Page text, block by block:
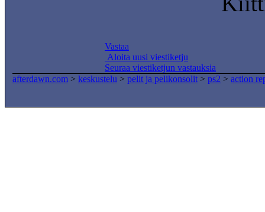
Vastaa
Aloita uusi viestiketju
Seuraa viestiketjun vastauksia
afterdawn.com > keskustelu > pelit ja pelikonsolit > ps2 > action